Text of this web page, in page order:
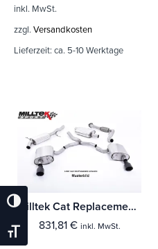
Umschalten Auf Hohe Kontraste
Schrift Vergrößern
inkl. MwSt.
zzgl. Versandkosten
Lieferzeit: ca. 5-10 Werktage
Milltek Cat Replacement Pipe Audi S5 3.0 V6 Turbo Sportback B9 (Modelle mit Sport Diff & ohne Domstrebe)
831,81 € inkl. MwSt.